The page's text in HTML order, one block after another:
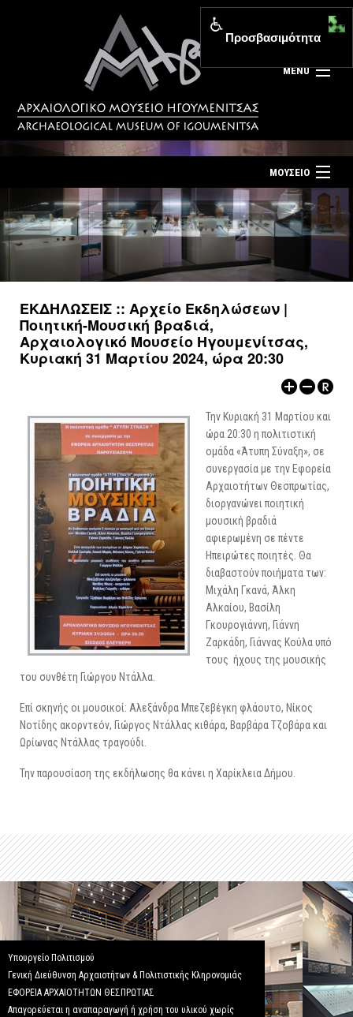
MENU
Αρχική σελίδα
Επίσκεψη
Επικοινωνία
Νέα
Ελληνικά|
ΜΟΥΣΕΙΟ
ΤΟ ΜΟΥΣΕΙΟ
ΕΚΘΕΣΕΙΣ
ΕΚΔΟΣΕΙΣ
ΑΡΧΑΙΟΛΟΓΙΚΟΙ ΧΩΡΟΙ
ΕΚΔΗΛΩΣΕΙΣ :: Αρχείο Εκδηλώσεων |
Ποιητική-Μουσική βραδιά,
Αρχαιολογικό Μουσείο Ηγουμενίτσας,
Κυριακή 31 Μαρτίου 2024, ώρα 20:30
Την Κυριακή 31 Μαρτίου και
ώρα 20:30 η πολιτιστική
ομάδα «Άτυπη Σύναξη», σε
συνεργασία με την Εφορεία
Αρχαιοτήτων Θεσπρωτίας,
διοργανώνει ποιητική
μουσική βραδιά
αφιερωμένη σε πέντε
Ηπειρώτες ποιητές. Θα
διαβαστούν ποιήματα των:
Μιχάλη Γκανά, Άλκη
Αλκαίου, Βασίλη
Γκουρογιάννη, Γιάννη
Ζαρκάδη, Γιάννας Κούλα υπό
τους ήχους της μουσικής
του συνθέτη Γιώργου Ντάλλα.
Επί σκηνής οι μουσικοί: Αλεξάνδρα Μπεζεβέγκη φλάουτο, Νίκος
Νοτίδης ακορντεόν, Γιώργος Ντάλλας κιθάρα, Βαρβάρα Τζοβάρα και
Ωρίωνας Ντάλλας τραγούδι.
Την παρουσίαση της εκδήλωσης θα κάνει η Χαρίκλεια Δήμου.
Υπουργείο Πολιτισμού
Γενική Διεύθυνση Αρχαιοτήτων & Πολιτιστικής Κληρονομιάς
ΕΦΟΡΕΙΑ ΑΡΧΑΙΟΤΗΤΩΝ ΘΕΣΠΡΩΤΙΑΣ
Απαγορεύεται η αναπαραγωγή ή χρήση του υλικού χωρίς
Προσβασιμότητα